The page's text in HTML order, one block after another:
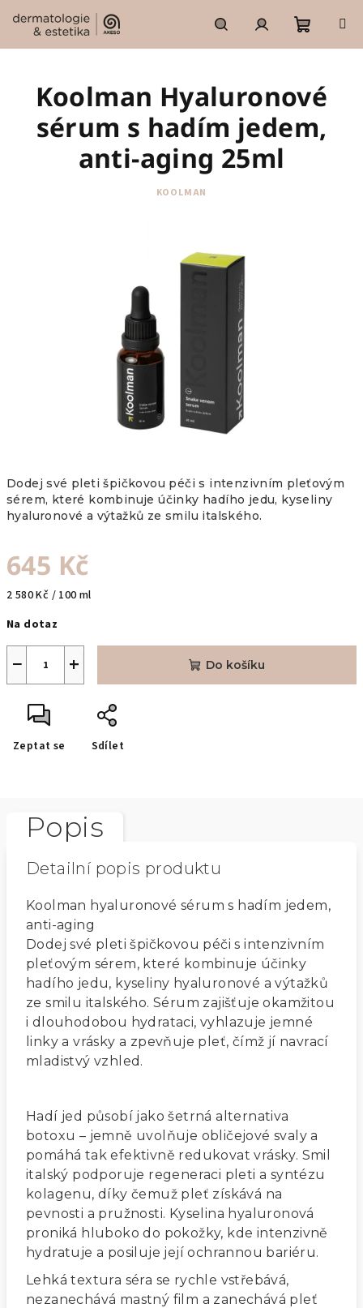
HledatPřihlášeníNákupní
košík
Dodej své pleti špičkovou péči s intenzivním pleťovým
sérem, které kombinuje účinky hadího jedu, kyseliny
hyaluronové a výtažků ze smilu italského.
645 Kč
Měrná
2 580 Kč / 100 ml
Na dotaz
+
− Do košíku
Zeptat se Sdílet
Koolman Hyaluronové
sérum s hadím jedem,
anti-aging 25ml
KOOLMAN
Popis
Detailní popis produktu
Koolman hyaluronové sérum s hadím jedem,
anti-aging
Dodej své pleti špičkovou péči s intenzivním
pleťovým sérem, které kombinuje účinky
hadího jedu, kyseliny hyaluronové a výtažků
ze smilu italského. Sérum zajišťuje okamžitou
i dlouhodobou hydrataci, vyhlazuje jemné
linky a vrásky a zpevňuje pleť, čímž jí navrací
mladistvý vzhled.
Hadí jed působí jako šetrná alternativa
botoxu – jemně uvolňuje obličejové svaly a
pomáhá tak efektivně redukovat vrásky. Smil
italský podporuje regeneraci pleti a syntézu
kolagenu, díky čemuž pleť získává na
pevnosti a pružnosti. Kyselina hyaluronová
proniká hluboko do pokožky, kde intenzivně
hydratuje a posiluje její ochrannou bariéru.
Lehká textura séra se rychle vstřebává,
nezanechává mastný film a zanechává pleť